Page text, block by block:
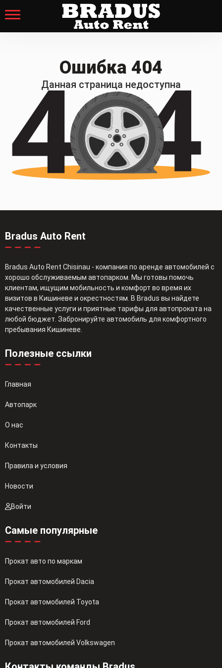
Ошибка 404
Данная страница недоступна
Bradus Auto Rent
Bradus Auto Rent Chisinau - компания по аренде автомобилей с
хорошо обслуживаемым автопарком. Мы готовы помочь
клиентам, ищущим мобильность и комфорт во время их
визитов в Кишиневе и окрестностям. В Bradus вы найдете
качественные услуги и приятные тарифы для автопроката на
любой бюджет. Забронируйте автомобиль для комфортного
пребывания Кишиневе.
Полезные ссылки
Главная
Автопарк
О нас
Контакты
Правила и условия
Новости
Войти
Самые популярные
Прокат авто по маркам
Прокат автомобилей Dacia
Прокат автомобилей Toyota
Прокат автомобилей Ford
Прокат автомобилей Volkswagen